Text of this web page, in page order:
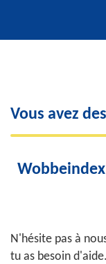
Vous avez
Wobbeindex
N'hésite pas à
tu as besoin